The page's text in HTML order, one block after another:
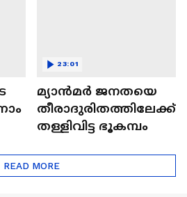
മ്യാൻമർ ജനതയെ
തീരാദുരിതത്തിലേക്ക്
തള്ളിവിട്ട ഭൂകമ്പം
23:01
READ MORE